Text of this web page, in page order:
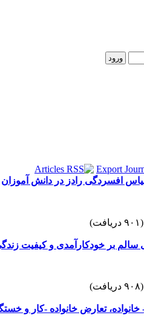
افسردگی رادز در دانش آموزان
(۹۰۱ دریافت)
سالم بر خودکارآمدی و کیفیت
(۹۰۸ دریافت)
تعارض خانواده -کار و